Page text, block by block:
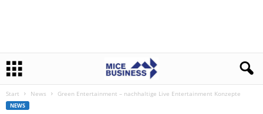
Start News Green Entertainment – nachhaltige Live Entertainment Konzepte
NEWS